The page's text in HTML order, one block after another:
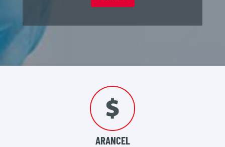
ARANCEL